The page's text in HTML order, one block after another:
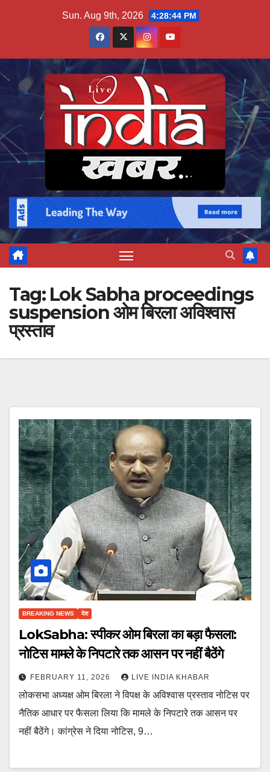
Sun. Aug 9th, 2026 4:28:45 PM
Tag: Lok Sabha proceedings
suspension ओम बिरला अविश्वास
प्रस्ताव
BREAKING NEWS देश
LokSabha: स्पीकर ओम बिरला का बड़ा फैसला:
नोटिस मामले के निपटारे तक आसन पर नहीं बैठेंगे
FEBRUARY 11, 2026 LIVE INDIA KHABAR
लोकसभा अध्यक्ष ओम बिरला ने विपक्ष के अविश्वास प्रस्ताव नोटिस पर
नैतिक आधार पर फैसला लिया कि मामले के निपटारे तक आसन पर
नहीं बैठेंगे। कांग्रेस ने दिया नोटिस, 9…